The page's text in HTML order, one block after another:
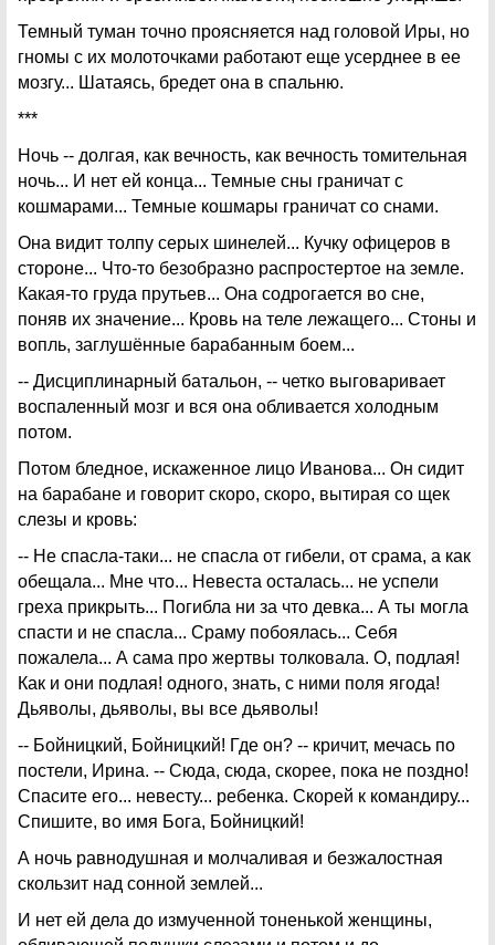
Темный туман точно проясняется над головой Иры, но
гномы с их молоточками работают еще усерднее в ее
мозгу... Шатаясь, бредет она в спальню.
***
Ночь -- долгая, как вечность, как вечность томительная
ночь... И нет ей конца... Темные сны граничат с
кошмарами... Темные кошмары граничат со снами.
Она видит толпу серых шинелей... Кучку офицеров в
стороне... Что-то безобразно распростертое на земле.
Какая-то груда прутьев... Она содрогается во сне,
поняв их значение... Кровь на теле лежащего... Стоны и
вопль, заглушённые барабанным боем...
-- Дисциплинарный батальон, -- четко выговаривает
воспаленный мозг и вся она обливается холодным
потом.
Потом бледное, искаженное лицо Иванова... Он сидит
на барабане и говорит скоро, скоро, вытирая со щек
слезы и кровь:
-- Не спасла-таки... не спасла от гибели, от срама, а как
обещала... Мне что... Невеста осталась... не успели
греха прикрыть... Погибла ни за что девка... А ты могла
спасти и не спасла... Сраму побоялась... Себя
пожалела... А сама про жертвы толковала. О, подлая!
Как и они подлая! одного, знать, с ними поля ягода!
Дьяволы, дьяволы, вы все дьяволы!
-- Бойницкий, Бойницкий! Где он? -- кричит, мечась по
постели, Ирина. -- Сюда, сюда, скорее, пока не поздно!
Спасите его... невесту... ребенка. Скорей к командиру...
Спишите, во имя Бога, Бойницкий!
А ночь равнодушная и молчаливая и безжалостная
скользит над сонной землей...
И нет ей дела до измученной тоненькой женщины,